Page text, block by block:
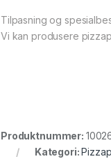
Tilpasning og
Vi kan produsere
Produktnummer:
Kategori: